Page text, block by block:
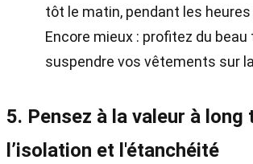
tôt le matin, pendant les
Encore mieux : profitez du
suspendre vos vêtements sur
5. Pensez à la valeur à long
l’isolation et l'étanchéité